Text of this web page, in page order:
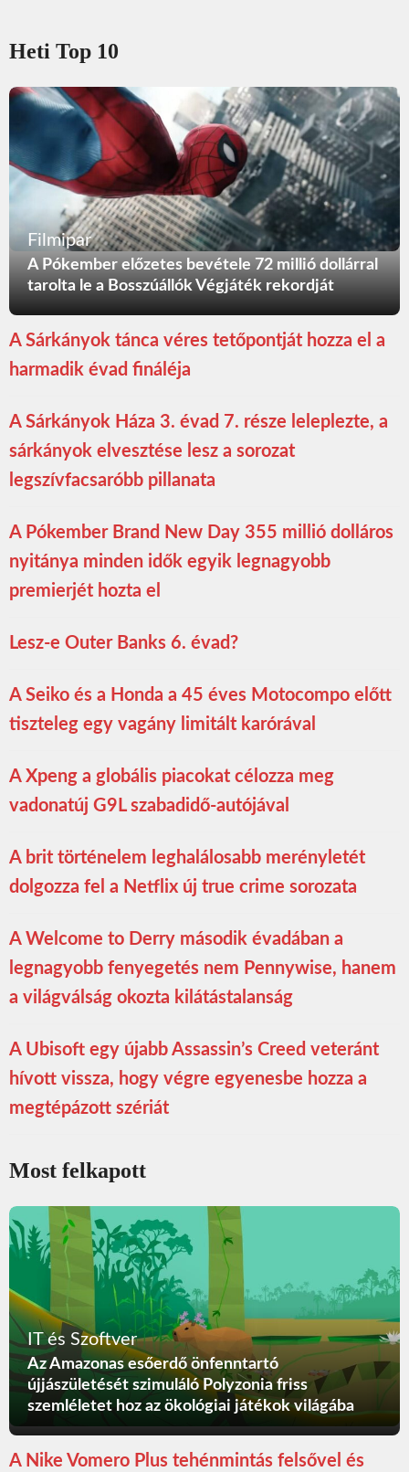
Heti Top 10
Filmipar
A Pókember előzetes bevétele 72 millió dollárral
tarolta le a Bosszúállók Végjáték rekordját
A Sárkányok tánca véres tetőpontját hozza el a
harmadik évad fináléja
A Sárkányok Háza 3. évad 7. része leleplezte, a
sárkányok elvesztése lesz a sorozat
legszívfacsaróbb pillanata
A Pókember Brand New Day 355 millió dolláros
nyitánya minden idők egyik legnagyobb
premierjét hozta el
Lesz-e Outer Banks 6. évad?
A Seiko és a Honda a 45 éves Motocompo előtt
tiszteleg egy vagány limitált karórával
A Xpeng a globális piacokat célozza meg
vadonatúj G9L szabadidő-autójával
A brit történelem leghalálosabb merényletét
dolgozza fel a Netflix új true crime sorozata
A Welcome to Derry második évadában a
legnagyobb fenyegetés nem Pennywise, hanem
a világválság okozta kilátástalanság
A Ubisoft egy újabb Assassin’s Creed veteránt
hívott vissza, hogy végre egyenesbe hozza a
megtépázott szériát
Most felkapott
IT és Szoftver
Az Amazonas esőerdő önfenntartó
újjászületését szimuláló Polyzonia friss
szemléletet hoz az ökológiai játékok világába
A Nike Vomero Plus tehénmintás felsővel és